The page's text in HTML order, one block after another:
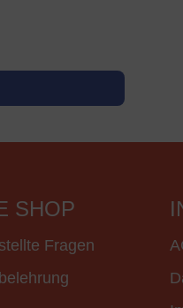
SHOP
Fragen